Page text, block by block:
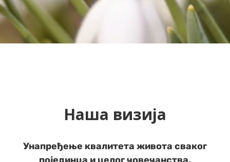
Наша визија
Унапређење квалитета живота сваког